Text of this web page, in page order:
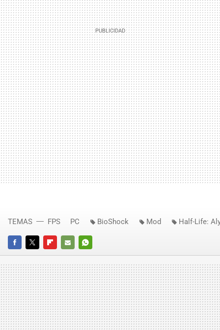
FACEBOOKTWITTERFLIPBOARD
E-
MAIL
WHATSAPP
TEMAS FPS PC BioShock Mod Half-Life: